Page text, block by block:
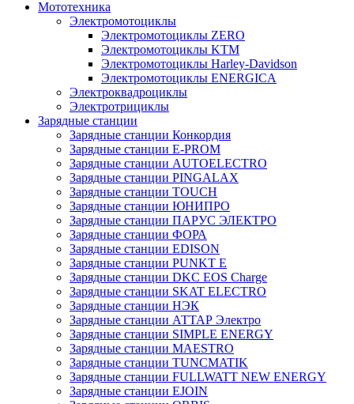
Мототехника
Электромотоциклы
Электромотоциклы ZERO
Электромотоциклы KTM
Электромотоциклы Harley-Davidson
Электромотоциклы ENERGICA
Электроквадроциклы
Электротрициклы
Зарядные станции
Зарядные станции Конкордия
Зарядные станции E-PROM
Зарядные станции AUTOELECTRO
Зарядные станции PINGALAX
Зарядные станции TOUCH
Зарядные станции ЮНИПРО
Зарядные станции ПАРУС ЭЛЕКТРО
Зарядные станции ФОРА
Зарядные станции EDISON
Зарядные станции PUNKT E
Зарядные станции DKC EOS Charge
Зарядные станции SKAT ELECTRO
Зарядные станции НЭК
Зарядные станции АТТАР Электро
Зарядные станции SIMPLE ENERGY
Зарядные станции MAESTRO
Зарядные станции TUNCMATIK
Зарядные станции FULLWATT NEW ENERGY
Зарядные станции EJOIN